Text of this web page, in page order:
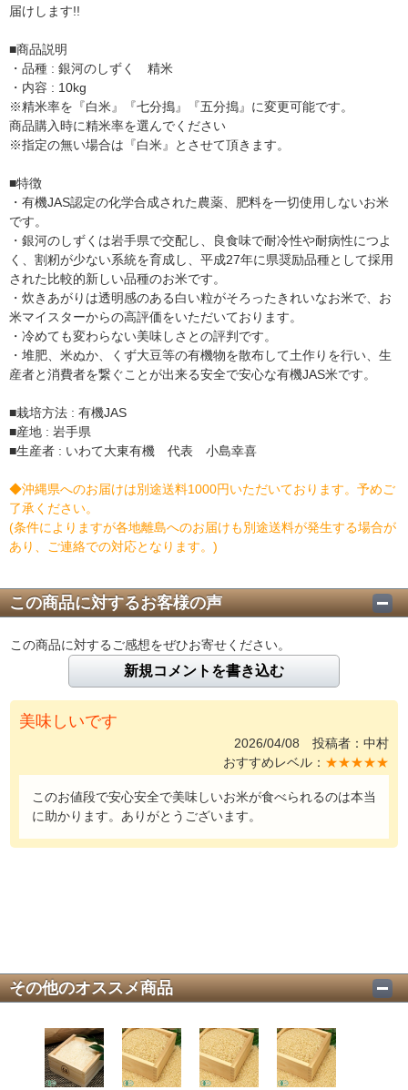
届けします!!
■商品説明
・品種 : 銀河のしずく 精米
・内容 : 10kg
※精米率を『白米』『七分搗』『五分搗』に変更可能です。
商品購入時に精米率を選んでください
※指定の無い場合は『白米』とさせて頂きます。
■特徴
・有機JAS認定の化学合成された農薬、肥料を一切使用しないお米
です。
・銀河のしずくは岩手県で交配し、良食味で耐冷性や耐病性につよ
く、割籾が少ない系統を育成し、平成27年に県奨励品種として採用
された比較的新しい品種のお米です。
・炊きあがりは透明感のある白い粒がそろったきれいなお米で、お
米マイスターからの高評価をいただいております。
・冷めても変わらない美味しさとの評判です。
・堆肥、米ぬか、くず大豆等の有機物を散布して土作りを行い、生
産者と消費者を繋ぐことが出来る安全で安心な有機JAS米です。
■栽培方法 : 有機JAS
■産地 : 岩手県
■生産者 : いわて大東有機 代表 小島幸喜
◆沖縄県へのお届けは別途送料1000円いただいております。予めご
了承ください。
(条件によりますが各地離島へのお届けも別途送料が発生する場合が
あり、ご連絡での対応となります。)
この商品に対するお客様の声
この商品に対するご感想をぜひお寄せください。
新規コメントを書き込む
美味しいです
2026/04/08 投稿者：中村
おすすめレベル： ★★★★★
このお値段で安心安全で美味しいお米が食べられるのは本当
に助かります。ありがとうございます。
その他のオススメ商品